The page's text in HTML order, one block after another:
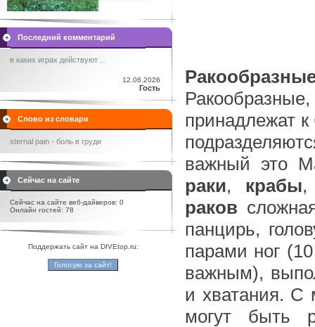
Последний комментарий
в каких играх действуют ...
12.06.2026
Гость
Слово из словаря
sternal pain - боль в груди
Сейчас на сайте
Сейчас на сайте веб-дайверов: 0
Онлайн гостей: 78
Поддержать сайт на DIVEtop.ru:
принадлежат
важный это
раки, крабы,
раков
панцирь,
парами ног
важным),
и хватания. С
могут быть